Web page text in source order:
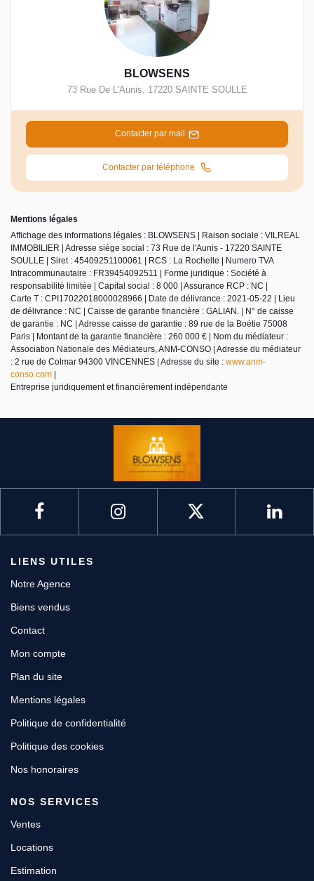
BLOWSENS
73 Rue De L'Aunis, 17220 SAINTE SOULLE
Contacter par mail
Contacter par téléphone
Mentions légales
Affichage des informations légales : BLOWSENS | Raison sociale : VILREAL
IMMOBILIER | Adresse siège social : 73 Rue de l'Aunis - 17220 SAINTE
SOULLE | Siret : 45409251100061 | RCS : La Rochelle | Numero TVA
Intracommunautaire : FR39454092511 | Forme juridique : Société à
responsabilité limitée | Capital social : 8 000 | Assurance RCP : NC |
Carte T : CPI17022018000028966 | Date de délivrance : 2021-05-22 | Lieu
de délivrance : NC | Caisse de garantie financière : GALIAN. | N° de caisse
de garantie : NC | Adresse caisse de garantie : 89 rue de la Boétie 75008
Paris | Montant de la garantie financière : 260 000 € | Nom du médiateur :
Association Nationale des Médiateurs, ANM-CONSO | Adresse du médiateur
: 2 rue de Colmar 94300 VINCENNES | Adresse du site : www.anm-
conso.com
Entreprise juridiquement et financièrement indépendante
LIENS UTILES
Notre Agence
Biens vendus
Contact
Mon compte
Plan du site
Mentions légales
Politique de confidentialité
Politique des cookies
Nos honoraires
NOS SERVICES
Ventes
Locations
Estimation